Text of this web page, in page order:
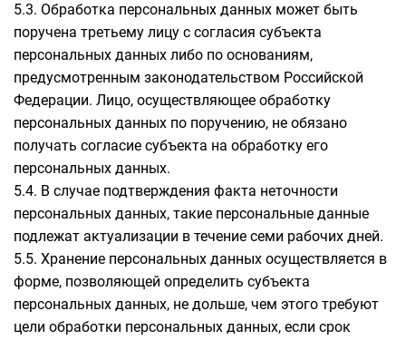
5.3. Обработка персональных данных может быть
поручена третьему лицу с согласия субъекта
персональных данных либо по основаниям,
предусмотренным законодательством Российской
Федерации. Лицо, осуществляющее обработку
персональных данных по поручению, не обязано
получать согласие субъекта на обработку его
персональных данных.
5.4. В случае подтверждения факта неточности
персональных данных, такие персональные данные
подлежат актуализации в течение семи рабочих дней.
5.5. Хранение персональных данных осуществляется в
форме, позволяющей определить субъекта
персональных данных, не дольше, чем этого требуют
цели обработки персональных данных, если срок